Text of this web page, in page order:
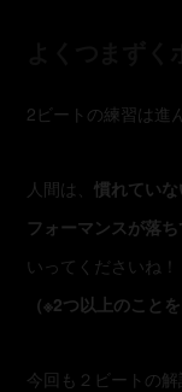
2ビートの練習は進
人間は、 慣れてい
フォーマンスが落ち
いってくださいね！
（※2つ以上のこと
今回も２ビートの